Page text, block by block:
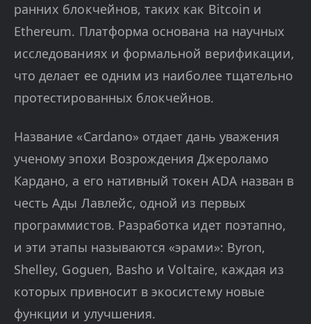
ранних блокчейнов, таких как Bitcoin и
Ethereum. Платформа основана на научных
исследованиях и формальной верификации,
что делает ее одним из наиболее тщательно
протестированных блокчейнов.
Название «Cardano» отдает дань уважения
ученому эпохи Возрождения Джероламо
Кардано, а его нативный токен ADA назван в
честь Ады Лавлейс, одной из первых
программистов. Разработка идет поэтапно,
и эти этапы называются «эрами»: Byron,
Shelley, Goguen, Basho и Voltaire, каждая из
которых привносит в экосистему новые
функции и улучшения.